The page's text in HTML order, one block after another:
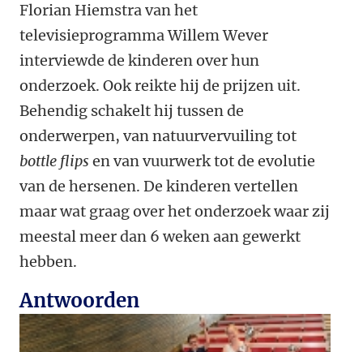
Florian Hiemstra van het
televisieprogramma Willem Wever
interviewde de kinderen over hun
onderzoek. Ook reikte hij de prijzen uit.
Behendig schakelt hij tussen de
onderwerpen, van natuurvervuiling tot
bottle flips en van vuurwerk tot de evolutie
van de hersenen. De kinderen vertellen
maar wat graag over het onderzoek waar zij
meestal meer dan 6 weken aan gewerkt
hebben.
Antwoorden